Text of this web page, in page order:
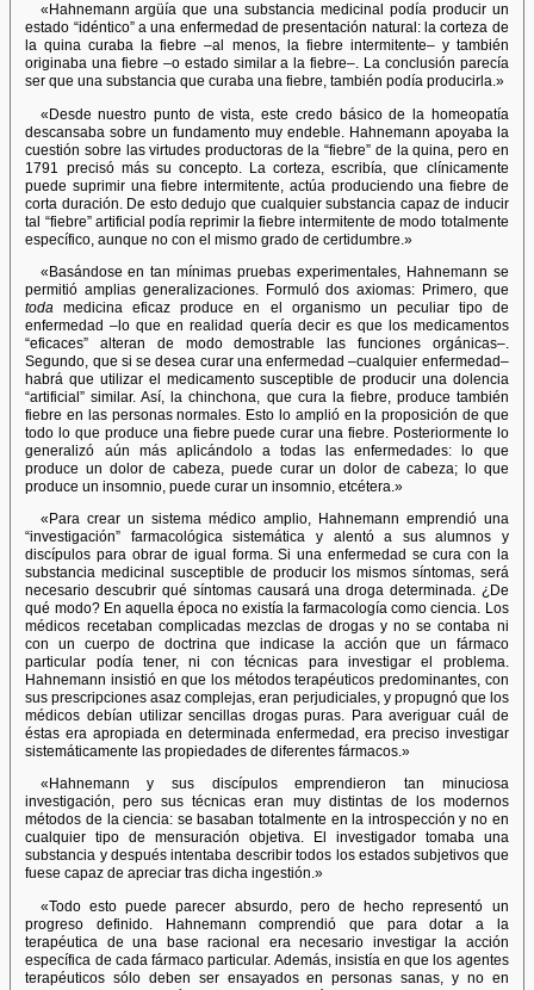
«Hahnemann argüía que una substancia medicinal podía producir un
estado “idéntico” a una enfermedad de presentación natural: la corteza de
la quina curaba la fiebre –al menos, la fiebre intermitente– y también
originaba una fiebre –o estado similar a la fiebre–. La conclusión parecía
ser que una substancia que curaba una fiebre, también podía producirla.»
«Desde nuestro punto de vista, este credo básico de la homeopatía
descansaba sobre un fundamento muy endeble. Hahnemann apoyaba la
cuestión sobre las virtudes productoras de la “fiebre” de la quina, pero en
1791 precisó más su concepto. La corteza, escribía, que clínicamente
puede suprimir una fiebre intermitente, actúa produciendo una fiebre de
corta duración. De esto dedujo que cualquier substancia capaz de inducir
tal “fiebre” artificial podía reprimir la fiebre intermitente de modo totalmente
específico, aunque no con el mismo grado de certidumbre.»
«Basándose en tan mínimas pruebas experimentales, Hahnemann se
permitió amplias generalizaciones. Formuló dos axiomas: Primero, que
toda medicina eficaz produce en el organismo un peculiar tipo de
enfermedad –lo que en realidad quería decir es que los medicamentos
“eficaces” alteran de modo demostrable las funciones orgánicas–.
Segundo, que si se desea curar una enfermedad –cualquier enfermedad–
habrá que utilizar el medicamento susceptible de producir una dolencia
“artificial” similar. Así, la chinchona, que cura la fiebre, produce también
fiebre en las personas normales. Esto lo amplió en la proposición de que
todo lo que produce una fiebre puede curar una fiebre. Posteriormente lo
generalizó aún más aplicándolo a todas las enfermedades: lo que
produce un dolor de cabeza, puede curar un dolor de cabeza; lo que
produce un insomnio, puede curar un insomnio, etcétera.»
«Para crear un sistema médico amplio, Hahnemann emprendió una
“investigación” farmacológica sistemática y alentó a sus alumnos y
discípulos para obrar de igual forma. Si una enfermedad se cura con la
substancia medicinal susceptible de producir los mismos síntomas, será
necesario descubrir qué síntomas causará una droga determinada. ¿De
qué modo? En aquella época no existía la farmacología como ciencia. Los
médicos recetaban complicadas mezclas de drogas y no se contaba ni
con un cuerpo de doctrina que indicase la acción que un fármaco
particular podía tener, ni con técnicas para investigar el problema.
Hahnemann insistió en que los métodos terapéuticos predominantes, con
sus prescripciones asaz complejas, eran perjudiciales, y propugnó que los
médicos debían utilizar sencillas drogas puras. Para averiguar cuál de
éstas era apropiada en determinada enfermedad, era preciso investigar
sistemáticamente las propiedades de diferentes fármacos.»
«Hahnemann y sus discípulos emprendieron tan minuciosa
investigación, pero sus técnicas eran muy distintas de los modernos
métodos de la ciencia: se basaban totalmente en la introspección y no en
cualquier tipo de mensuración objetiva. El investigador tomaba una
substancia y después intentaba describir todos los estados subjetivos que
fuese capaz de apreciar tras dicha ingestión.»
«Todo esto puede parecer absurdo, pero de hecho representó un
progreso definido. Hahnemann comprendió que para dotar a la
terapéutica de una base racional era necesario investigar la acción
específica de cada fármaco particular. Además, insistía en que los agentes
terapéuticos sólo deben ser ensayados en personas sanas, y no en